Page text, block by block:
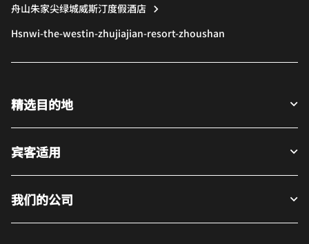
舟山朱家尖绿城威斯汀度假酒店
Hsnwi-the-westin-zhujiajian-resort-zhoushan
精选目的地
宾客适用
我们的公司